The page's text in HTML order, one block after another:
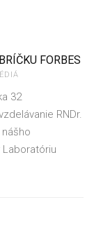
FORBES
32
RNDr.
Laboratóriu